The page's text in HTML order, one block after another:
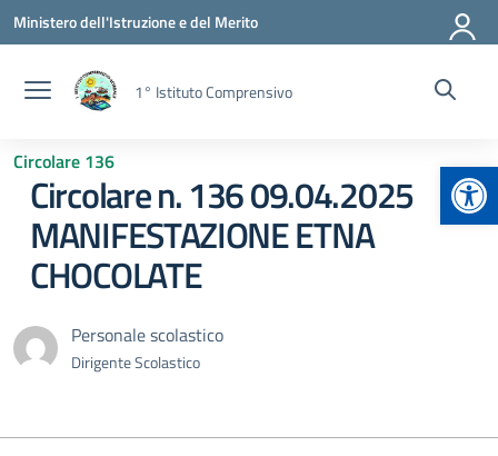
Vai ai contenuti
Vai al menu di navigazione
Vai al footer
Ministero dell'Istruzione e del Merito
1° Istituto Comprensivo
Circolare 136
Circolare n. 136 09.04.2025
MANIFESTAZIONE ETNA
CHOCOLATE
Personale scolastico
Dirigente Scolastico